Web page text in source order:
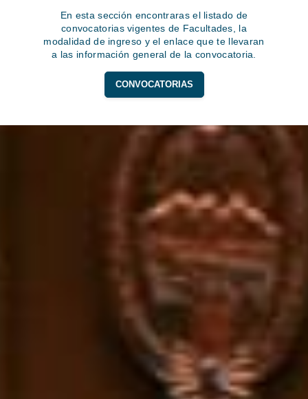
En esta sección encontraras el listado de
convocatorias vigentes de Facultades, la
modalidad de ingreso y el enlace que te llevaran
a las información general de la convocatoria.
CONVOCATORIAS